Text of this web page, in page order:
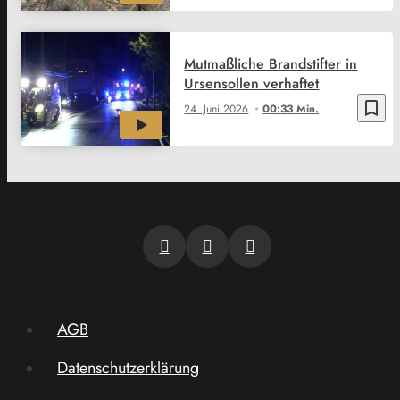
bookmark_border
24. Juni 2026 00:33 Min.
Mutmaßliche Brandstifter in
Ursensollen verhaftet
AGB
Datenschutzerklärung